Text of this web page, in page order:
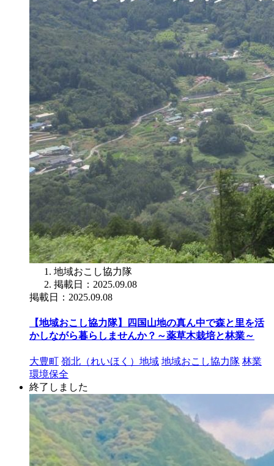
地域おこし協力隊
掲載日：2025.09.08
掲載日：2025.09.08
【地域おこし協力隊】四国山地の真ん中で森と里を活
かしながら暮らしませんか？～薬草木栽培と林業～
大豊町 嶺北（れいほく）地域 地域おこし協力隊 林業
環境保全
終了しました